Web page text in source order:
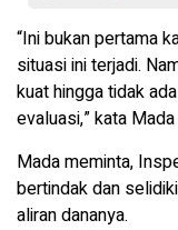
“Ini bukan pertama
situasi ini terjadi.
kuat hingga tidak
evaluasi,” kata
Mada meminta,
bertindak dan
aliran dananya.